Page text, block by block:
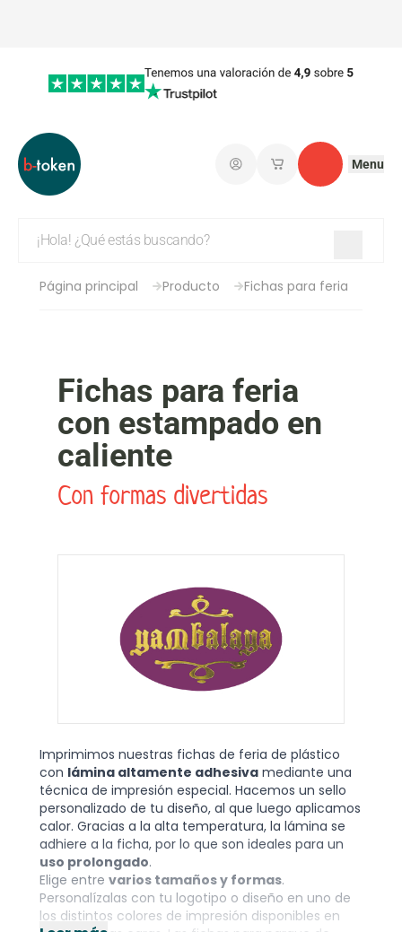
Iniciar sesiónMis carritos de
Contacto
Menu
Página principal Producto Fichas para feria
Fichas para feria
con estampado en
caliente
Con formas divertidas
Imprimimos nuestras fichas de feria de plástico
con lámina altamente adhesiva mediante una
técnica de impresión especial. Hacemos un sello
personalizado de tu diseño, al que luego aplicamos
calor. Gracias a la alta temperatura, la lámina se
adhiere a la ficha, por lo que son ideales para un
uso prolongado.
Elige entre varios tamaños y formas.
Personalízalas con tu logotipo o diseño en uno de
los distintos colores de impresión disponibles en